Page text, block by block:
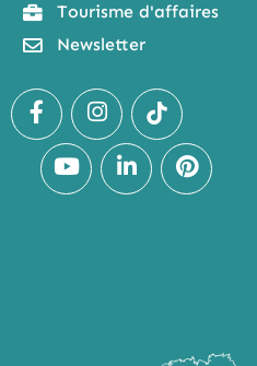
Tourisme d'affaires
Newsletter